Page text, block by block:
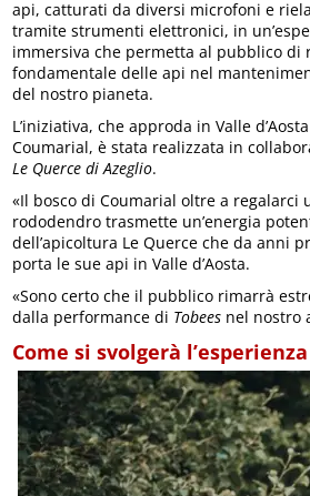
api, catturati da diversi microfoni e
tramite strumenti elettronici, in
immersiva che permetta al pubblico di
fondamentale delle api nel
del nostro pianeta.
L’iniziativa, che approda in Valle
Coumarial, è stata realizzata in
Le Querce di Azeglio.
«Il bosco di Coumarial oltre a regalarci
rododendro trasmette un’energia
dell’apicoltura Le Querce che da anni
porta le sue api in Valle d’Aosta.
«Sono certo che il pubblico rimarrà
dalla performance di Tobees nel nostro
Come si svolgerà l’esperienza